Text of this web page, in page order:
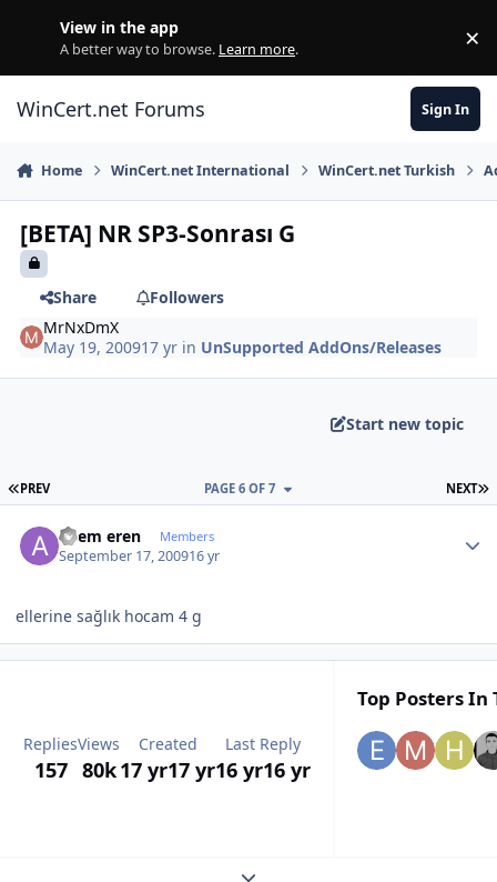
View in the app
A better way to browse. Learn more. ×
WinCert.net Forums Sign In
Home WinCert.net International WinCert.net Turkish
[BETA] NR SP3-Sonrası G
Share
Followers
MrNxDmX
May 19, 200917 yr in UnSupported AddOns/Releases
Start new topic
FIRST PAGE
PREV NEXT
PAGE 6 OF 7
adem eren Members
September 17, 200916 yr
ellerine sağlık hocam 4 g
Replies
157
Views
80k
Created
17 yr17 yr
Last Reply
16 yr16 yr
Top Posters In
Expand topic overview